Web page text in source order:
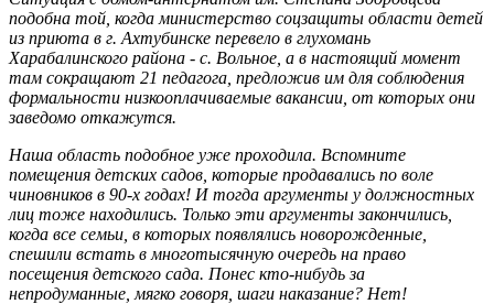
подобна той, когда министерство соцзащиты области детей
из приюта в г. Ахтубинске перевело в глухомань
Харабалинского района - с. Вольное, а в настоящий момент
там сокращают 21 педагога, предложив им для соблюдения
формальности низкооплачиваемые вакансии, от которых они
заведомо откажутся.
Наша область подобное уже проходила. Вспомните
помещения детских садов, которые продавались по воле
чиновников в 90-х годах! И тогда аргументы у должностных
лиц тоже находились. Только эти аргументы закончились,
когда все семьи, в которых появлялись новорожденные,
спешили встать в многотысячную очередь на право
посещения детского сада. Понес кто-нибудь за
непродуманные, мягко говоря, шаги наказание? Нет!